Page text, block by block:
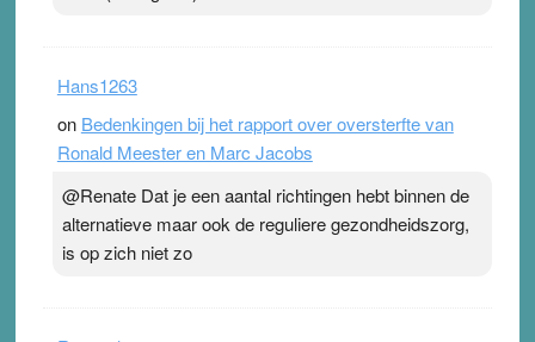
Hans1263
on Bedenkingen bij het rapport over oversterfte van
Ronald Meester en Marc Jacobs
@Renate Dat je een aantal richtingen hebt binnen de
alternatieve maar ook de reguliere gezondheidszorg,
is op zich niet zo